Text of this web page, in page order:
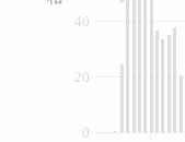
0
20
40